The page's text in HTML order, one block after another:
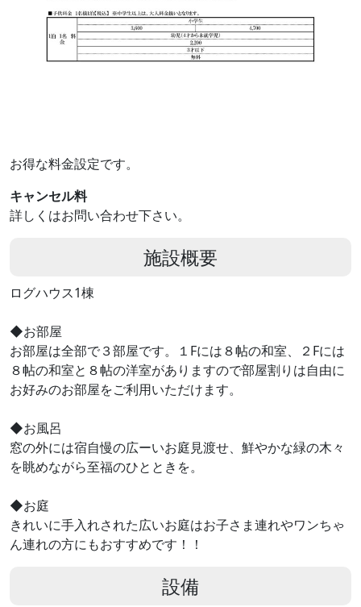
お得な料金設定です。
キャンセル料
詳しくはお問い合わせ下さい。
施設概要
ログハウス1棟
◆お部屋
お部屋は全部で３部屋です。１Fには８帖の和室、２Fには
８帖の和室と８帖の洋室がありますので部屋割りは自由に
お好みのお部屋をご利用いただけます。
◆お風呂
窓の外には宿自慢の広ーいお庭見渡せ、鮮やかな緑の木々
を眺めながら至福のひとときを。
◆お庭
きれいに手入れされた広いお庭はお子さま連れやワンちゃ
ん連れの方にもおすすめです！！
設備